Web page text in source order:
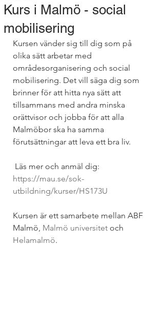
Kurs i Malmö - social
mobilisering
Kursen vänder sig till dig som på
olika sätt arbetar med
områdesorganisering och social
mobilisering. Det vill säga dig som
brinner för att hitta nya sätt att
tillsammans med andra minska
orättvisor och jobba för att alla
Malmöbor ska ha samma
förutsättningar att leva ett bra liv.
Läs mer och anmäl dig:
https://mau.se/sok-
utbildning/kurser/HS173U
Kursen är ett samarbete mellan ABF
Malmö, Malmö universitet och
Helamalmö.